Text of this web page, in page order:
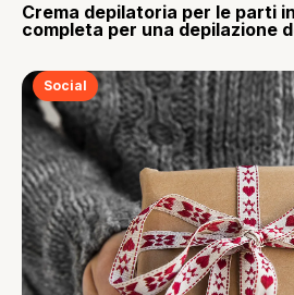
Crema depilatoria per le parti
completa per una depilazione
Social